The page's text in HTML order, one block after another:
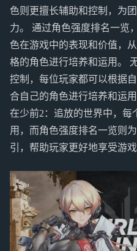
色则更擅长辅助和控制，为
力。 通过角色强度排名一览
色在游戏中的表现和价值，
格的角色进行培养和运用。
控制，每位玩家都可以根据
合自己的角色进行培养和运
在少前2：追放的世界中，每
用，而角色强度排名一览则
引，帮助玩家更好地享受游戏